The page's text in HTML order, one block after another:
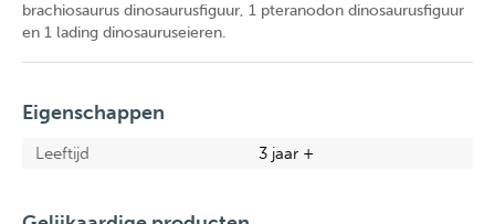
brachiosaurus dinosaurusfiguur, 1 pteranodon dinosaurusfiguur
en 1 lading dinosauruseieren.
Eigenschappen
Leeftijd 3 jaar +